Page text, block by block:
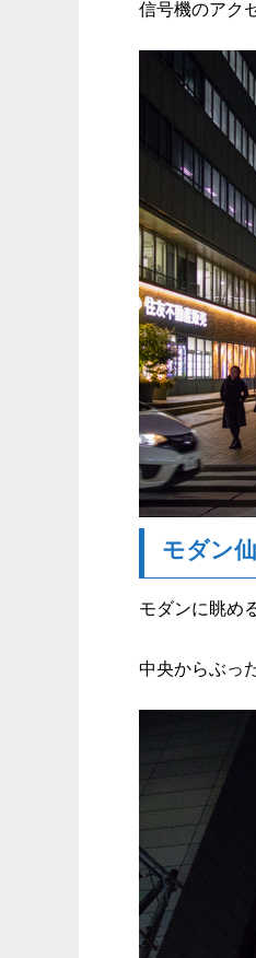
信号機のアク
モダン
モダンに眺め
中央からぶっ